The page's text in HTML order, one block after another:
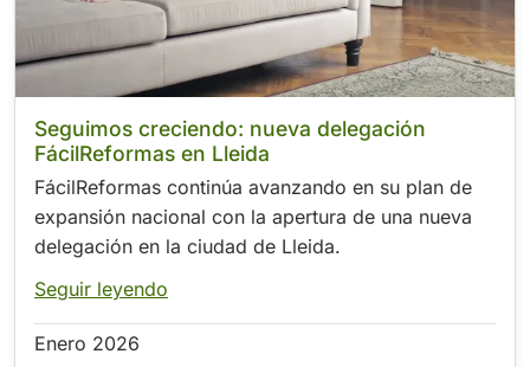
Seguimos creciendo: nueva delegación
FácilReformas en Lleida
FácilReformas continúa avanzando en su plan de
expansión nacional con la apertura de una nueva
delegación en la ciudad de Lleida.
Seguir leyendo
Enero 2026